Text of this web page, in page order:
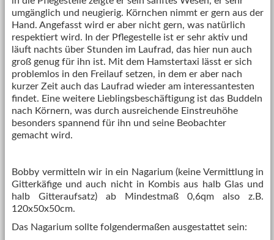
umgänglich und neugierig. Körnchen nimmt er gern aus der
Hand. Angefasst wird er aber nicht gern, was natürlich
respektiert wird. In der Pflegestelle ist er sehr aktiv und
läuft nachts über Stunden im Laufrad, das hier nun auch
groß genug für ihn ist. Mit dem Hamstertaxi lässt er sich
problemlos in den Freilauf setzen, in dem er aber nach
kurzer Zeit auch das Laufrad wieder am interessantesten
findet. Eine weitere Lieblingsbeschäftigung ist das Buddeln
nach Körnern, was durch ausreichende Einstreuhöhe
besonders spannend für ihn und seine Beobachter
gemacht wird.
Bobby vermitteln wir in ein Nagarium (keine Vermittlung in
Gitterkäfige und auch nicht in Kombis aus halb Glas und
halb Gitteraufsatz) ab Mindestmaß 0,6qm also z.B.
120x50x50cm.
Das Nagarium sollte folgendermaßen ausgestattet sein: